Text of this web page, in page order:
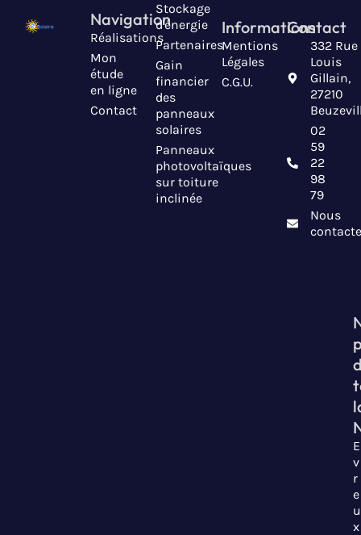
Navigation
Réalisations
Mon
étude
en ligne
Contact
Stockage
d'énergie
Partenaires
Gain
financier
des
panneaux
solaires
Panneaux
photovoltaïques
sur toiture
inclinée
Informations
Mentions
Légales
C.G.U.
Contact
332 Rue
Louis
Gillain,
27210
02
59
22
98
79
Nous
E
v
r
e
u
x